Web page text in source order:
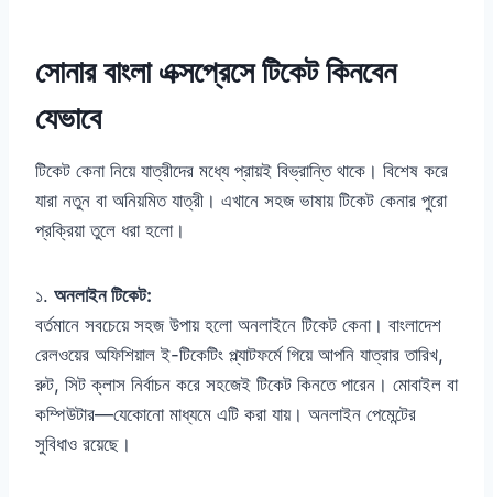
সোনার বাংলা এক্সপ্রেসে টিকেট কিনবেন
যেভাবে
টিকেট কেনা নিয়ে যাত্রীদের মধ্যে প্রায়ই বিভ্রান্তি থাকে। বিশেষ করে
যারা নতুন বা অনিয়মিত যাত্রী। এখানে সহজ ভাষায় টিকেট কেনার পুরো
প্রক্রিয়া তুলে ধরা হলো।
১. অনলাইন টিকেট:
বর্তমানে সবচেয়ে সহজ উপায় হলো অনলাইনে টিকেট কেনা। বাংলাদেশ
রেলওয়ের অফিশিয়াল ই-টিকেটিং প্ল্যাটফর্মে গিয়ে আপনি যাত্রার তারিখ,
রুট, সিট ক্লাস নির্বাচন করে সহজেই টিকেট কিনতে পারেন। মোবাইল বা
কম্পিউটার—যেকোনো মাধ্যমে এটি করা যায়। অনলাইন পেমেন্টের
সুবিধাও রয়েছে।